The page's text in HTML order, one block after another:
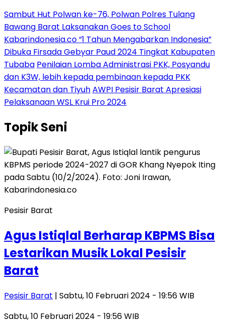
Sambut Hut Polwan ke-76, Polwan Polres Tulang
Bawang Barat Laksanakan Goes to School
Kabarindonesia.co “1 Tahun Mengabarkan Indonesia”
Dibuka Firsada Gebyar Paud 2024 Tingkat Kabupaten
Tubaba Penilaian Lomba Administrasi PKK, Posyandu
dan K3W, lebih kepada pembinaan kepada PKK
Kecamatan dan TiyuhAWPI Pesisir Barat Apresiasi
Pelaksanaan WSL Krui Pro 2024
TopikSeni
Pesisir Barat
Agus Istiqlal Berharap KBPMS Bisa
Lestarikan Musik Lokal Pesisir
Barat
Pesisir Barat | Sabtu, 10 Februari 2024 - 19:56 WIB
Sabtu, 10 Februari 2024 - 19:56 WIB